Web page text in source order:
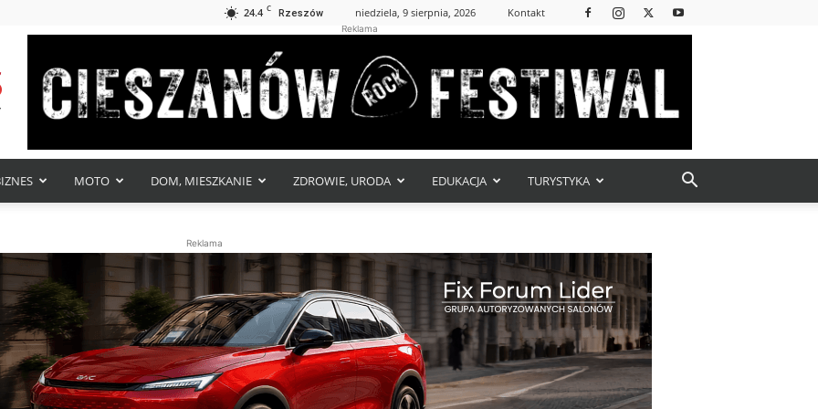
24.4 C Rzeszów niedziela, 9 sierpnia, 2026 Kontakt
Reklama
MOTO DOM, MIESZKANIE ZDROWIE, URODA EDUKACJA TURYSTYKA
Reklama